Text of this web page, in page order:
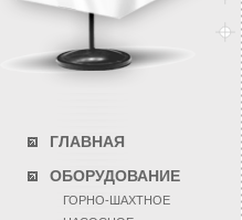
ГЛАВНАЯ
ОБОРУДОВАНИЕ
ГОРНО-ШАХТНОЕ